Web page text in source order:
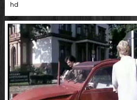
hd